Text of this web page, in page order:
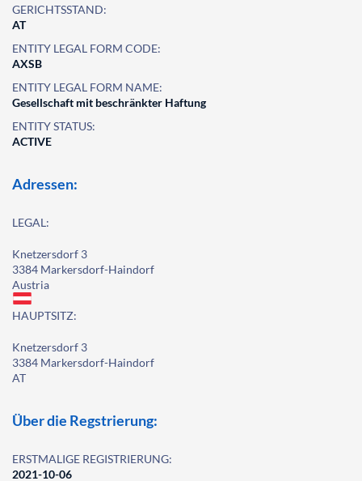
GERICHTSSTAND:
AT
ENTITY LEGAL FORM CODE:
AXSB
ENTITY LEGAL FORM NAME:
Gesellschaft mit beschränkter Haftung
ENTITY STATUS:
ACTIVE
Adressen:
LEGAL:
Knetzersdorf 3
3384 Markersdorf-Haindorf
Austria
HAUPTSITZ:
Knetzersdorf 3
3384 Markersdorf-Haindorf
AT
Über die Regstrierung:
ERSTMALIGE REGISTRIERUNG:
2021-10-06